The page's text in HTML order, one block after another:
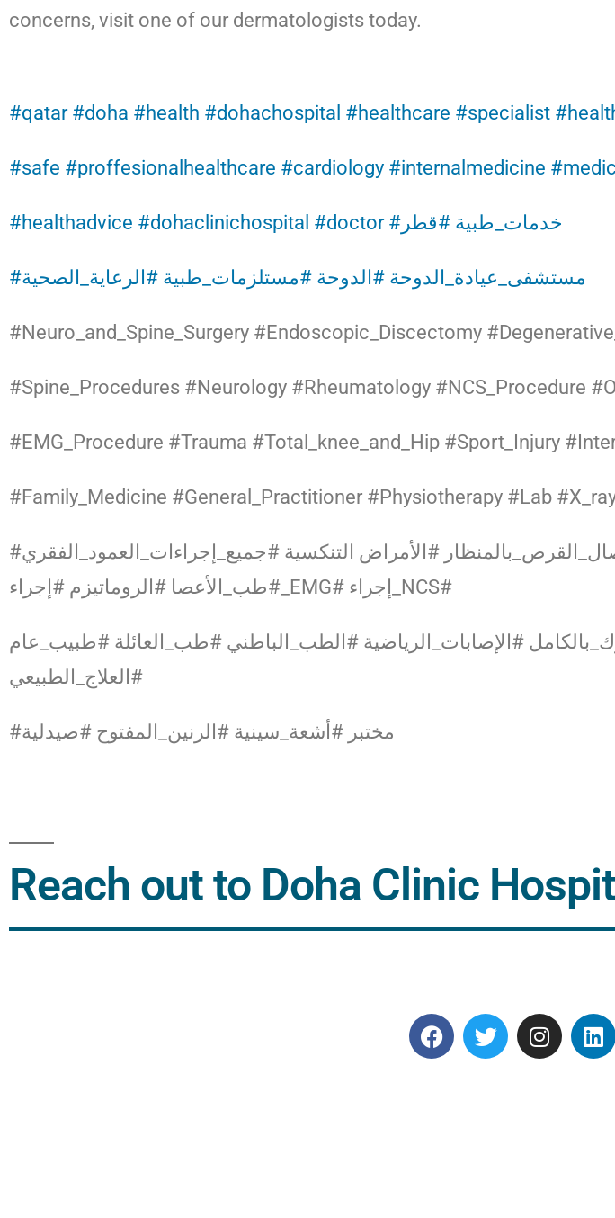
concerns, visit one of our dermatologists today.
#qatar #doha #health #dohachospital #healthcare #specialist
#safe #proffesionalhealthcare #cardiology #internalmedicine
#healthadvice #dohaclinichospital #doctor #خدمات_طبية #قطر
#مستشفى_عيادة_الدوحة #الدوحة #مستلزمات_طبية #الرعاية_الصحية
#Neuro_and_Spine_Surgery #Endoscopic_Discectomy
#Spine_Procedures #Neurology #Rheumatology #NCS_Procedure
#EMG_Procedure #Trauma #Total_knee_and_Hip #Sport_Injury
#Family_Medicine #General_Practitioner #Physiotherapy #Lab
#جراحة_الأعصاب_العمود_الفقري #استئصال_القرص_بالمنظار #الأمراض التنكسية #جميع_إجراءات_العمود_الفقري
#طب_الأعصا #الروماتيزم #إجراء_EMG# إجراء_NCS#
#الإصابات_الرياضية #الطب_الباطني #طب_العائلة #طبيب_عام
#مختبر #أشعة_سينية #الرنين_المفتوح #صيدلية
Reach out to Doha Clinic